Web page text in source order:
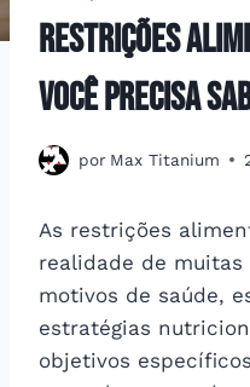
Restrições
você precisa
por Max Titanium
As restrições
realidade de muitas
motivos de saúde,
estratégias
objetivos